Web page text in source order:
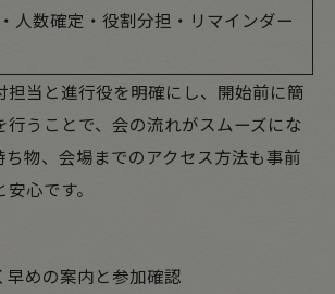
人数確定・役割分担・リマインダー
担当と進行役を明確にし、開始前に簡
行うことで、会の流れがスムーズにな
ち物、会場までのアクセス方法も事前
心です。
早めの案内と参加確認